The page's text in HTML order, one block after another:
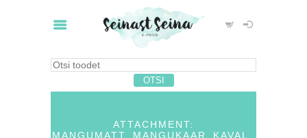
ATTACHMENT:
MANGUMATT_MANGUKAAR_KAVAL_